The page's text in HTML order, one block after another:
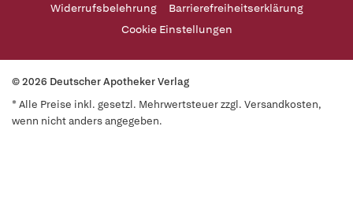
Widerrufsbelehrung
Barrierefreiheitserklärung
Cookie Einstellungen
© 2026 Deutscher Apotheker Verlag
* Alle Preise inkl. gesetzl. Mehrwertsteuer zzgl. Versandkosten,
wenn nicht anders angegeben.